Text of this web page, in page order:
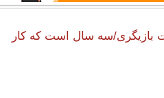
بازیگری/سه سال است که کار